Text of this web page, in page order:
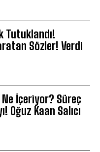
Tutuklandı!
Sözler! Verdi
İçeriyor? Süreç
Oğuz Kaan Salıcı